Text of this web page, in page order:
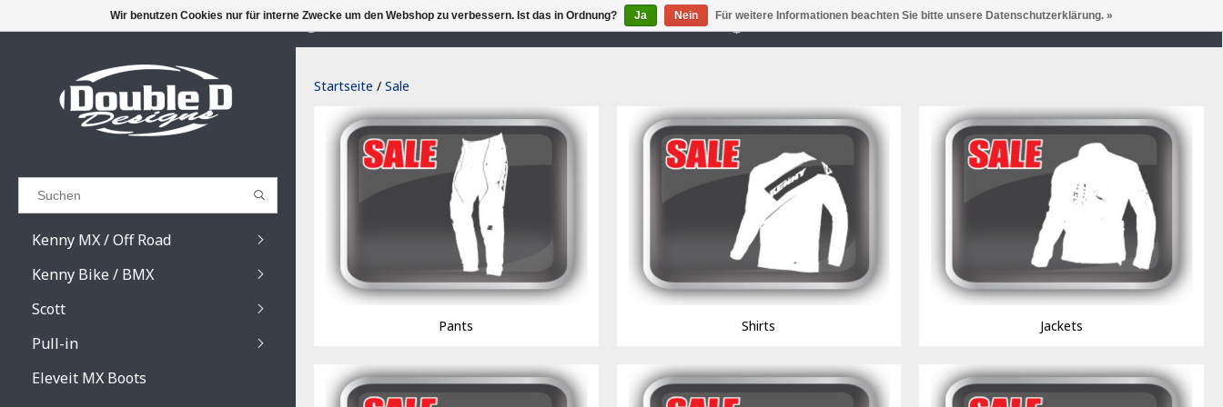
Results found (0)
ZURÜCK
Kenny MX / Off Road
Track Max accessoires
Performance accessoires
Kenny Bike / BMX
Track adult accessoires
Track Max accessoires
Scott
Prospect / Fury accessoires
Primal / Split / Hustle lenses
Pull-in
Eleveit MX Boots
MORE THAN 40 YEARS EXPERIENCE IN MX OFF-ROAD FAST DELIVERY ORDERS UNTIL 15:00 SHIPPED SAME DAY
Startseite / Sale
Pants Shirts Jackets
Wir benutzen Cookies nur für interne Zwecke um den Webshop zu verbessern. Ist das in Ordnung? Ja Nein Für weitere Informationen beachten Sie bitte unsere Datenschutzerklärung. »